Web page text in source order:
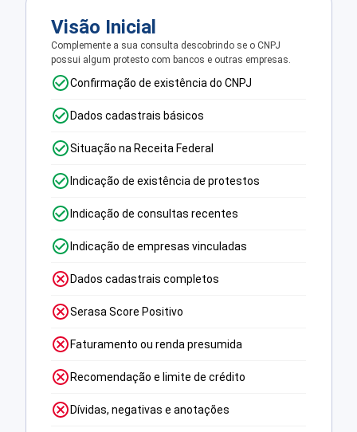
Visão Inicial
Complemente a sua consulta descobrindo se o CNPJ
possui algum protesto com bancos e outras empresas.
Confirmação de existência do CNPJ
Dados cadastrais básicos
Situação na Receita Federal
Indicação de existência de protestos
Indicação de consultas recentes
Indicação de empresas vinculadas
Dados cadastrais completos
Serasa Score Positivo
Faturamento ou renda presumida
Recomendação e limite de crédito
Dívidas, negativas e anotações